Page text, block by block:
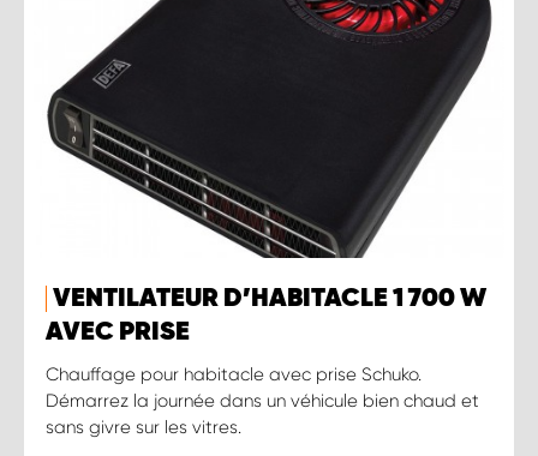
VENTILATEUR D’HABITACLE 1 700 W
AVEC PRISE
Chauffage pour habitacle avec prise Schuko.
Démarrez la journée dans un véhicule bien chaud et
sans givre sur les vitres.